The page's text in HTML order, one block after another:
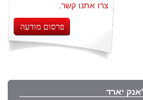
צרו אתנו קשר
פרסום מודעה
יארד